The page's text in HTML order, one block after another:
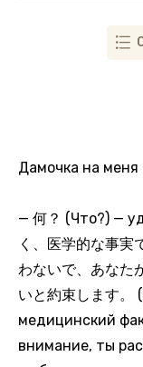
Дамочка на меня
— 何？ (Что?) —
く、医学的な事実
わないで、あなた
いと約束します。
медицинский
внимание, ты